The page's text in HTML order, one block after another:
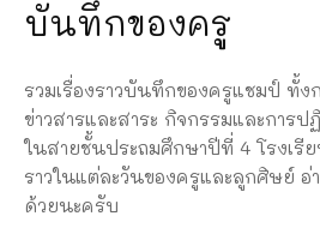
บันทึกของครู
รวมเรื่องราวบันทึกของครูแชมป์ ทั้ง
ข่าวสารและสาระ กิจกรรมและการ
ในสายชั้นประถมศึกษาปีที่ 4 โรงเรี
ราวในแต่ละวันของครูและลูกศิษย์ อ่
ด้วยนะครับ